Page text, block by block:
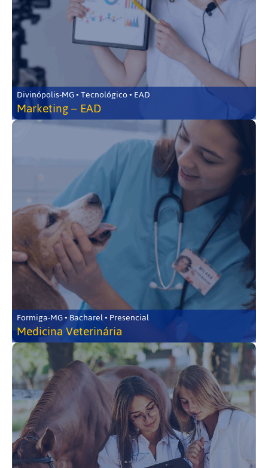
Divinópolis-MG • Tecnológico • EAD
Marketing – EAD
Formiga-MG • Bacharel • Presencial
Medicina Veterinária